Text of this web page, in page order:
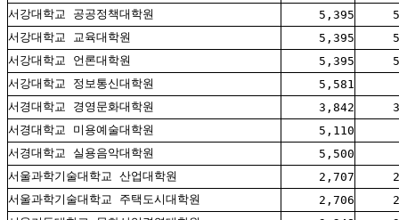
서강대학교 공공정책대학원
5,395
서강대학교 교육대학원
5,395
서강대학교 언론대학원
5,395
서강대학교 정보통신대학원
5,581
서경대학교 경영문화대학원
3,842
서경대학교 미용예술대학원
5,110
서경대학교 실용음악대학원
5,500
서울과학기술대학교 산업대학원
2,707
서울과학기술대학교 주택도시대학원
2,706